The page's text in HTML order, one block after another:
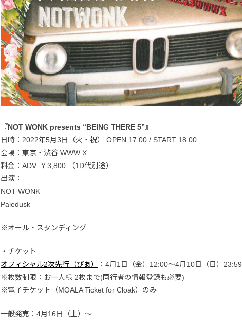
『NOT WONK presents “BEING THERE 5”』
日時：2022年5月3日（火・祝） OPEN 17:00 / START 18:00
会場：東京・渋谷 WWW X
料金：ADV. ￥3,800 （1D代別途）
出演：
NOT WONK
Paledusk
※オール・スタンディング
・チケット
オフィシャル2次先行（ぴあ）
：4月1日（金）12:00～4月10日（日）23:59
※枚数制限：お一人様 2枚まで(同行者の情報登録も必要)
※電子チケット（MOALA Ticket for Cloak）のみ
一般発売：4月16日（土）〜